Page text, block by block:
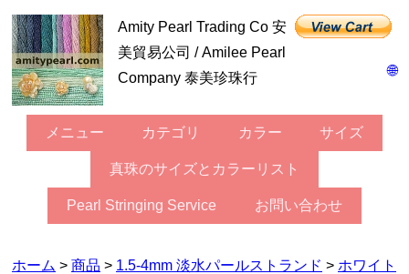
🌐
Amity Pearl Trading Co 安
美貿易公司 / Amilee Pearl
Company 泰美珍珠行
メニュー カテゴリ カラー サイズ
真珠のサイズとカラーリスト
Pearl Stringing Service お問い合わせ
ホーム > 商品 > 1.5-4mm 淡水パールストランド > ホワイト